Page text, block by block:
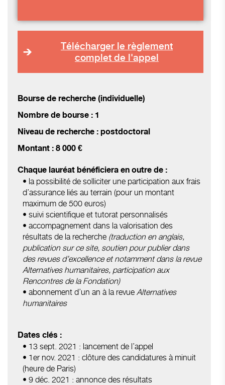
Télécharger le règlement
complet de l'appel
Bourse de recherche (individuelle)
Nombre de bourse : 1
Niveau de recherche : postdoctoral
Montant : 8 000 €
Chaque lauréat bénéficiera en outre de :
• la possibilité de solliciter une participation aux frais
d’assurance liés au terrain (pour un montant
maximum de 500 euros)
• suivi scientifique et tutorat personnalisés
• accompagnement dans la valorisation des
résultats de la recherche (traduction en anglais,
publication sur ce site, soutien pour publier dans
des revues d’excellence et notamment dans la revue
Alternatives humanitaires, participation aux
Rencontres de la Fondation)
• abonnement d’un an à la revue Alternatives
humanitaires
Dates clés :
• 13 sept. 2021 : lancement de l’appel
• 1er nov. 2021 : clôture des candidatures à minuit
(heure de Paris)
• 9 déc. 2021 : annonce des résultats